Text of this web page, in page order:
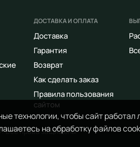
технологии, чтобы сайт работал
на обработку файлов
ДОСТАВКА И ОПЛАТА
Доставка
Гарантия
Возврат
Как сделать заказ
Правила пользования
сайтом
Все права защищены